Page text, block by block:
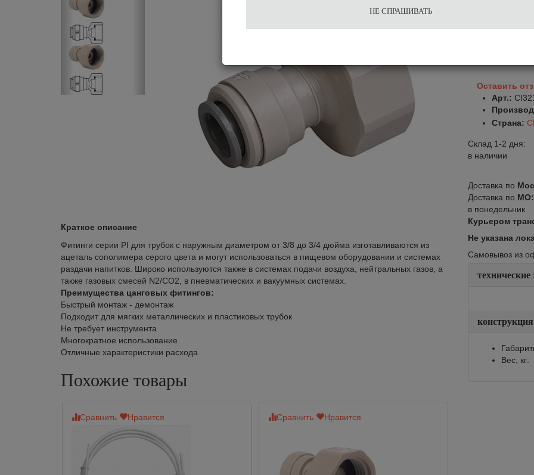
Краткое описание
Фитинги серии PI для трубок с наружным диаметром от 3/8 до 3/4 дюйма изготавливаются из
ацеталь сополимера серого цвета и могут использоваться в пищевом оборудовании и системах
раздачи напитков. Широко используются также в системах подачи воздуха, нейтральных газов, а
также газовых смесей N2/CO2, в пневматических и вакуумных системах.
Преимущества цанговых фитингов:
Быстрый монтаж - демонтаж
Подходит для мягких металлических и пластиковых трубок
Не требует инструмента
Многократное использование
Отличные характеристики расхода
Похожие товары
Сравнить Нравится Сравнить Нравится
Оставить
Арт.:
Страна:
Склад 1-2 дня:
в наличии
Доставка по
Доставка по МО:
в понедельник
Курьером
Не указана
Самовывоз из
конструкция
Вес, кг:
НЕ СПРАШИВАТЬ